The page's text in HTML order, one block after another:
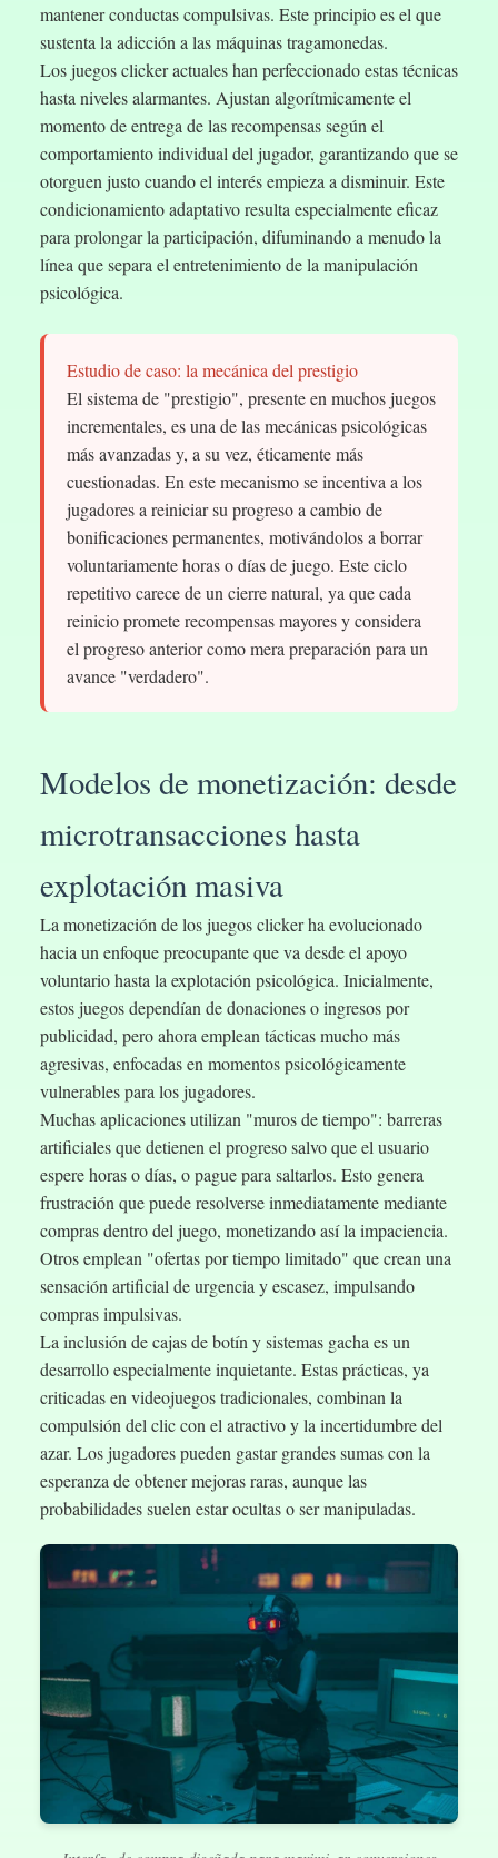
mantener conductas compulsivas. Este principio es el que
sustenta la adicción a las máquinas tragamonedas.
Los juegos clicker actuales han perfeccionado estas técnicas
hasta niveles alarmantes. Ajustan algorítmicamente el
momento de entrega de las recompensas según el
comportamiento individual del jugador, garantizando que se
otorguen justo cuando el interés empieza a disminuir. Este
condicionamiento adaptativo resulta especialmente eficaz
para prolongar la participación, difuminando a menudo la
línea que separa el entretenimiento de la manipulación
psicológica.
Estudio de caso: la mecánica del prestigio
El sistema de "prestigio", presente en muchos juegos
incrementales, es una de las mecánicas psicológicas
más avanzadas y, a su vez, éticamente más
cuestionadas. En este mecanismo se incentiva a los
jugadores a reiniciar su progreso a cambio de
bonificaciones permanentes, motivándolos a borrar
voluntariamente horas o días de juego. Este ciclo
repetitivo carece de un cierre natural, ya que cada
reinicio promete recompensas mayores y considera
el progreso anterior como mera preparación para un
avance "verdadero".
Modelos de monetización: desde
microtransacciones hasta
explotación masiva
La monetización de los juegos clicker ha evolucionado
hacia un enfoque preocupante que va desde el apoyo
voluntario hasta la explotación psicológica. Inicialmente,
estos juegos dependían de donaciones o ingresos por
publicidad, pero ahora emplean tácticas mucho más
agresivas, enfocadas en momentos psicológicamente
vulnerables para los jugadores.
Muchas aplicaciones utilizan "muros de tiempo": barreras
artificiales que detienen el progreso salvo que el usuario
espere horas o días, o pague para saltarlos. Esto genera
frustración que puede resolverse inmediatamente mediante
compras dentro del juego, monetizando así la impaciencia.
Otros emplean "ofertas por tiempo limitado" que crean una
sensación artificial de urgencia y escasez, impulsando
compras impulsivas.
La inclusión de cajas de botín y sistemas gacha es un
desarrollo especialmente inquietante. Estas prácticas, ya
criticadas en videojuegos tradicionales, combinan la
compulsión del clic con el atractivo y la incertidumbre del
azar. Los jugadores pueden gastar grandes sumas con la
esperanza de obtener mejoras raras, aunque las
probabilidades suelen estar ocultas o ser manipuladas.